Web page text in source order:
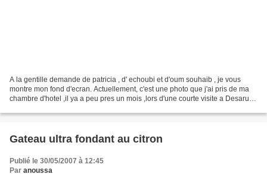
A la gentille demande de patricia , d' echoubi et d'oum souhaib , je vous
montre mon fond d'ecran. Actuellement, c'est une photo que j'ai pris de ma
chambre d'hotel ,il ya a peu pres un mois ,lors d'une courte visite a Desaru,
Gateau ultra fondant au citron
Publié le 30/05/2007 à 12:45
Par anoussa